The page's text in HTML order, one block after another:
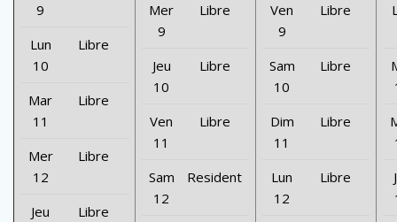
9
Lun
10
Libre
Mar
11
Libre
Mer
12
Libre
Jeu
Libre
Mer
9
Libre
Jeu
10
Libre
Ven
11
Libre
Sam
12
Resident
Ven
9
Libre
Sam
10
Libre
Dim
11
Libre
Lun
12
Libre